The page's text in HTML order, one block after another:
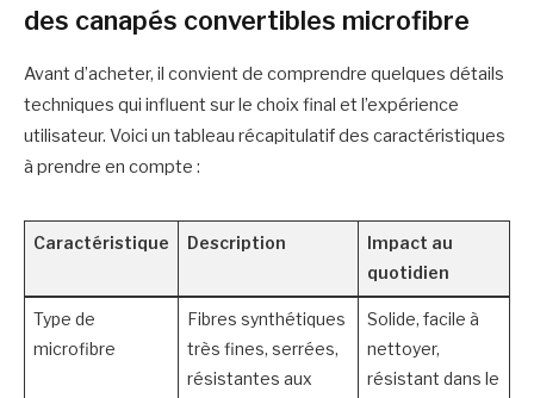
des canapés convertibles microfibre
Avant d’acheter, il convient de comprendre quelques détails
techniques qui influent sur le choix final et l’expérience
utilisateur. Voici un tableau récapitulatif des caractéristiques
à prendre en compte :
Caractéristique Description
Impact au
quotidien
Type de
microfibre
Fibres synthétiques
très fines, serrées,
résistantes aux
Solide, facile à
nettoyer,
résistant dans le